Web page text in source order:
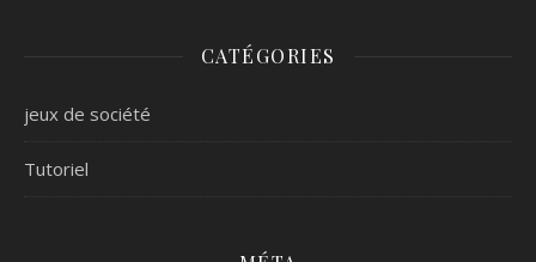
CATÉGORIES
jeux de société
Tutoriel